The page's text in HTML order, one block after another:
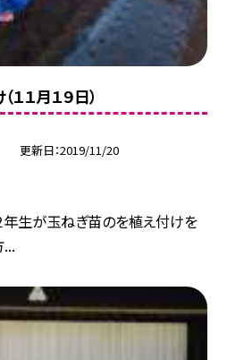
１月１９日）
更新日 2019/11/20
２年生が玉ねぎ苗のを植え付けを